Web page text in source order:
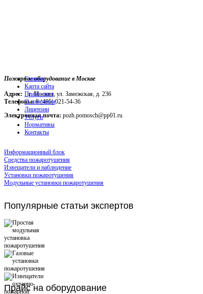
Пожарное оборудование в Москве
Адрес: г. Москва, ул. Замежская, д. 236
Телефоны:8 (495) 021-54-36
Электронная почта: pozh.pomosch@pp01.ru
Главная
Карта сайта
Прайс-лист
О компании
Лицензии
Услуги
Нормативы
Контакты
Информационный блок
Средства пожаротушения
Извещатели и наблюдение
Установки пожаротушения
Модульные установки пожаротушения
Популярные статьи экспертов
Прайсна оборудование